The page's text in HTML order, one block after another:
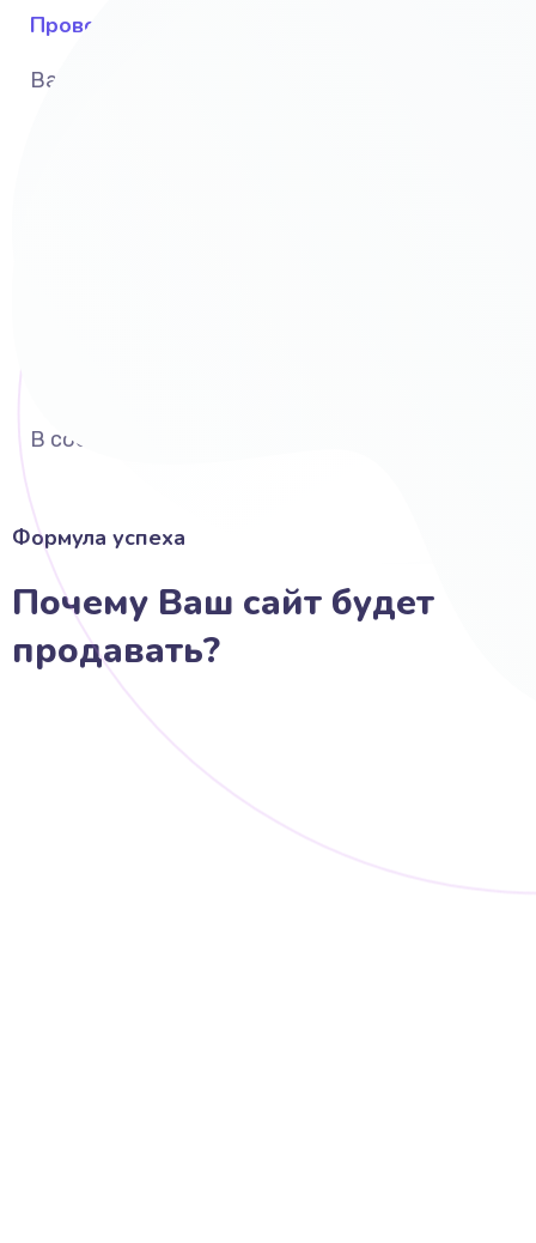
Провожу исследование
Вашего бизнеса, рынка и конкурентов
В соответствии со стандартами
Формула успеха
Почему Ваш сайт будет
продавать?